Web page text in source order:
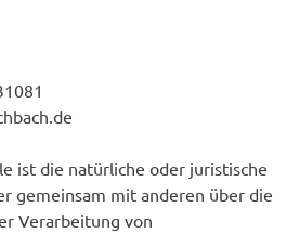
ist die natürliche oder juristische
gemeinsam mit anderen über die
Verarbeitung von